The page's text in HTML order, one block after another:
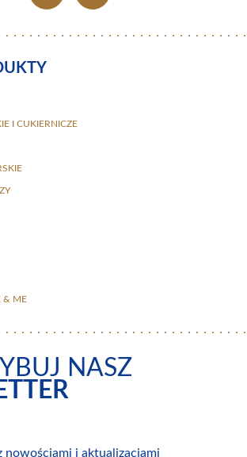
I CUKIERNICZE
& ME
NASZ
nowościami i aktualizacjami